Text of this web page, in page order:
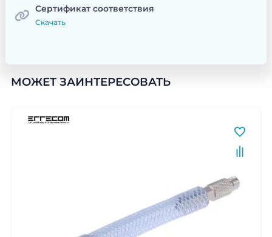
Сертификат соответствия
Скачать
МОЖЕТ ЗАИНТЕРЕСОВАТЬ